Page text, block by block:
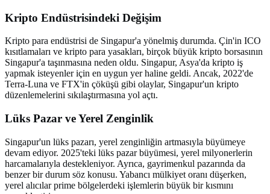
Kripto Endüstrisindeki Değişim
Kripto para endüstrisi de Singapur'a yönelmiş durumda. Çin'in ICO
kısıtlamaları ve kripto para yasakları, birçok büyük kripto borsasının
Singapur'a taşınmasına neden oldu. Singapur, Asya'da kripto iş
yapmak isteyenler için en uygun yer haline geldi. Ancak, 2022'de
Terra-Luna ve FTX'in çöküşü gibi olaylar, Singapur'un kripto
düzenlemelerini sıkılaştırmasına yol açtı.
Lüks Pazar ve Yerel Zenginlik
Singapur'un lüks pazarı, yerel zenginliğin artmasıyla büyümeye
devam ediyor. 2025'teki lüks pazar büyümesi, yerel milyonerlerin
harcamalarıyla destekleniyor. Ayrıca, gayrimenkul pazarında da
benzer bir durum söz konusu. Yabancı mülkiyet oranı düşerken,
yerel alıcılar prime bölgelerdeki işlemlerin büyük bir kısmını